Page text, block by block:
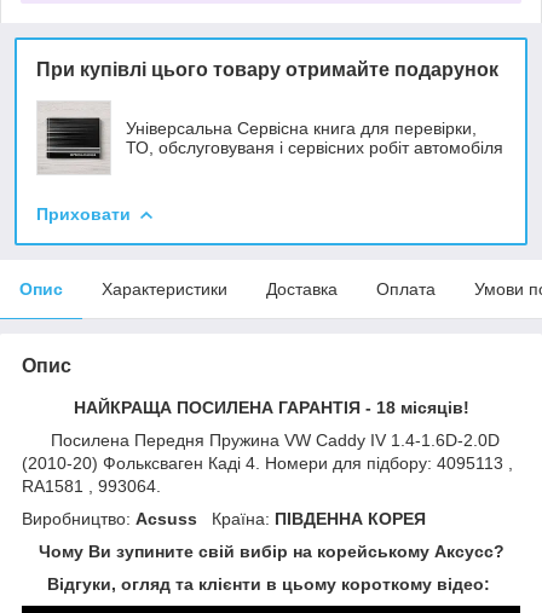
При купівлі цього товару отримайте подарунок
Універсальна Сервісна книга для перевірки,
ТО, обслуговуваня і сервісних робіт автомобіля
Приховати
Опис Характеристики Доставка Оплата Умови
Опис
НАЙКРАЩА ПОСИЛЕНА ГАРАНТІЯ - 18 місяців!
Посилена Передня Пружина VW Caddy IV 1.4-1.6D-2.0D
(2010-20) Фольксваген Каді 4. Номери для підбору: 4095113 ,
RA1581 , 993064.
Виробництво: Acsuss Країна: ПІВДЕННА КОРЕЯ
Чому Ви зупините свій вибір на корейському Аксусс?
Відгуки, огляд та клієнти в цьому короткому відео: